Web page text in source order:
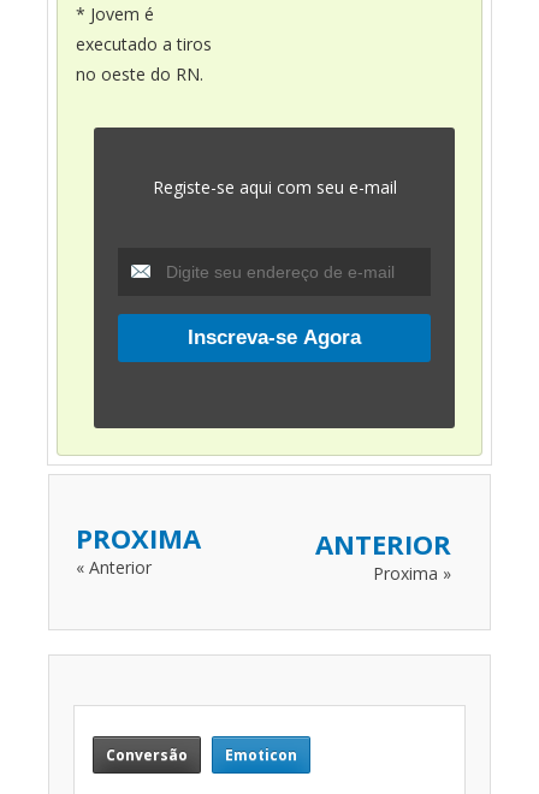
* Jovem é
executado a tiros
no oeste do RN.
Registe-se aqui com seu e-mail
PROXIMA
« Anterior
ANTERIOR
Proxima »
Conversão Emoticon